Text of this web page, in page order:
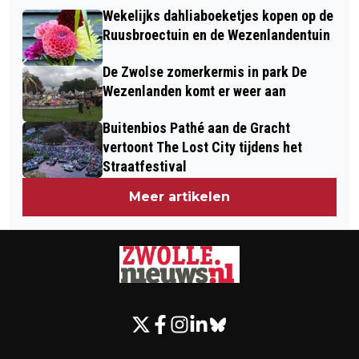
ONTWIKKELING VAN WIJTHMEN
D66 BLIJFT GROOTSTE EN GROEIT
DOOR NAAR 28 ZETELS
Wekelijks dahliaboeketjes kopen op de
Ruusbroectuin en de Wezenlandentuin
De Zwolse zomerkermis in park De
Wezenlanden komt er weer aan
Buitenbios Pathé aan de Gracht
vertoont The Lost City tijdens het
Straatfestival
Meer artikelen